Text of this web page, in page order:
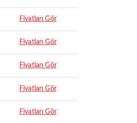
Fiyatları Gör
Fiyatları Gör
Fiyatları Gör
Fiyatları Gör
Fiyatları Gör